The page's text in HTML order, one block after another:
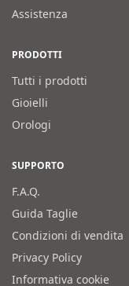
Assistenza
PRODOTTI
Tutti i prodotti
Gioielli
Orologi
SUPPORTO
F.A.Q.
Guida Taglie
Condizioni di vendita
Privacy Policy
Informativa cookie